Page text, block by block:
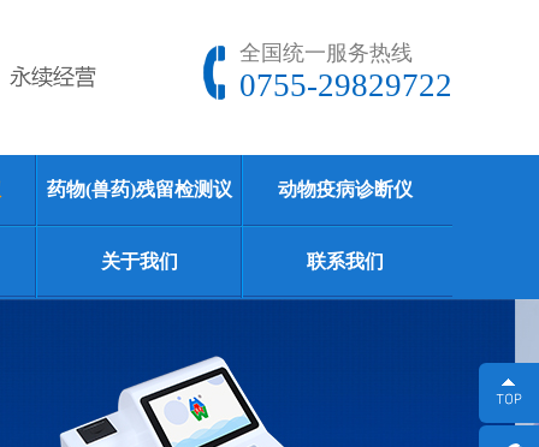
全国统一服务热线
0755-29829722
药物(兽药)残留检测议 动物疫病诊断仪
关于我们 联系我们